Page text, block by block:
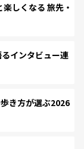
しくなる 旅先・
インタビュー連
き方が選ぶ2026